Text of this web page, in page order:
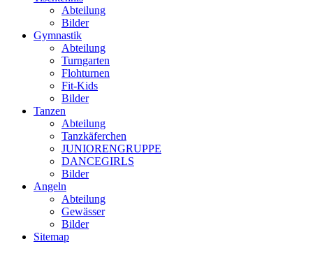
Abteilung
Bilder
Gymnastik
Abteilung
Turngarten
Flohturnen
Fit-Kids
Bilder
Tanzen
Abteilung
Tanzkäferchen
JUNIORENGRUPPE
DANCEGIRLS
Bilder
Angeln
Abteilung
Gewässer
Bilder
Sitemap